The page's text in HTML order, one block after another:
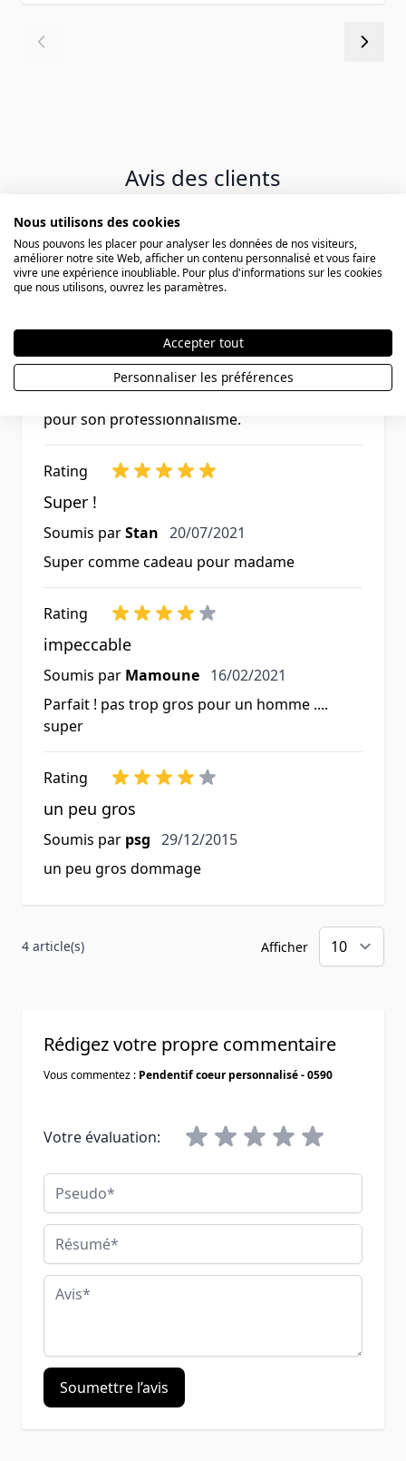
Avis des clients
Rating
Très satisfaite
Soumis parInaya 14/11/2025
Equipe très patiente, très réactive et à
l'écoute. Pendentif, chaine et gravure
d'excellente qualité. Je remercie toute l'équipe
pour son professionnalisme.
Rating
Super !
Soumis parStan 20 juillet 2021
20/07/2021
Super comme cadeau pour madame
Rating
impeccable
Soumis par Mamoune 16 février 2021
16/02/2021
Parfait ! pas trop gros pour un homme ....
super
Rating
un peu gros
Soumis par psg 29 décembre 2015
29/12/2015
un peu gros dommage
4 article(s) Afficher
Rédigez votre propre commentaire
Vous commentez : Pendentif coeur personnalisé - 0590
Votre évaluation:
Pseudo
Résumé
Avis
Soumettre l’avis
Nous utilisons des cookies
Nous pouvons les placer pour analyser les données de nos visiteurs,
améliorer notre site Web, afficher un contenu personnalisé et vous faire
vivre une expérience inoubliable. Pour plus d'informations sur les cookies
que nous utilisons, ouvrez les paramètres.
Accepter tout
Personnaliser les préférences